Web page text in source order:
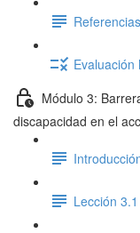
Referencias
Evaluación
Módulo 3:
discapacidad en el
Lección